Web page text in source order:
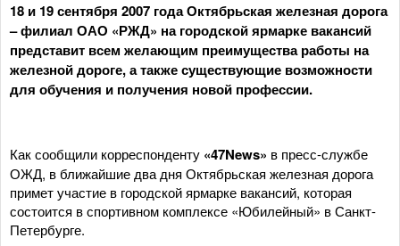
18 и 19 сентября 2007 года Октябрьская железная дорога
– филиал ОАО «РЖД» на городской ярмарке вакансий
представит всем желающим преимущества работы на
железной дороге, а также существующие возможности
для обучения и получения новой профессии.
Как сообщили корреспонденту «47News» в пресс-службе
ОЖД, в ближайшие два дня Октябрьская железная дорога
примет участие в городской ярмарке вакансий, которая
состоится в спортивном комплексе «Юбилейный» в Санкт-
Петербурге.